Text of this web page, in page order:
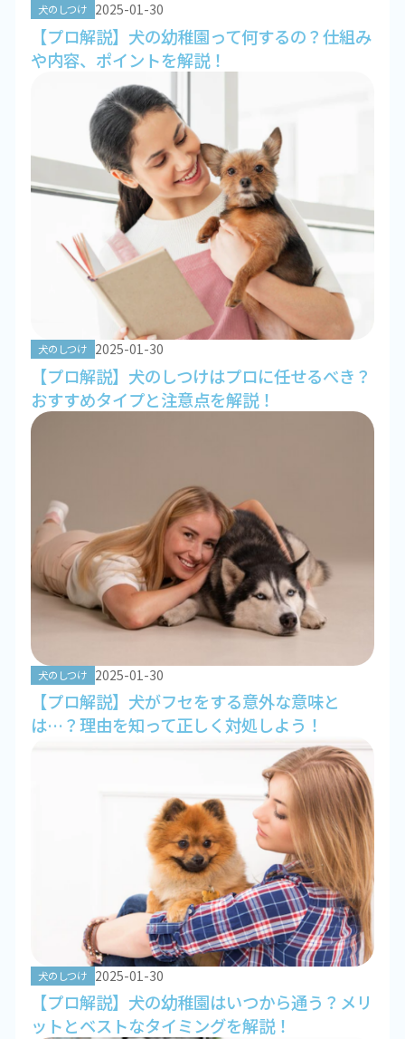
犬のしつけ 2025-01-30
【プロ解説】犬の幼稚園って何するの？仕組み
や内容、ポイントを解説！
犬のしつけ 2025-01-30
【プロ解説】犬のしつけはプロに任せるべき？
おすすめタイプと注意点を解説！
犬のしつけ 2025-01-30
【プロ解説】犬がフセをする意外な意味と
は…？理由を知って正しく対処しよう！
犬のしつけ 2025-01-30
【プロ解説】犬の幼稚園はいつから通う？メリ
ットとベストなタイミングを解説！